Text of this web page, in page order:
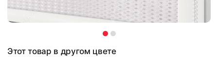
Этот товар в другом цвете